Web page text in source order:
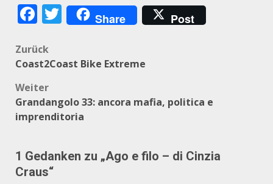
Facebook
Twitter
Share Post
Beitragsnavigation
Zurück
Coast2Coast Bike Extreme
Weiter
Grandangolo 33: ancora mafia, politica e
imprenditoria
1 Gedanken zu „Ago e filo – di Cinzia
Craus“